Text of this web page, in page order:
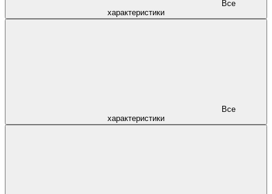
характеристики
характеристики